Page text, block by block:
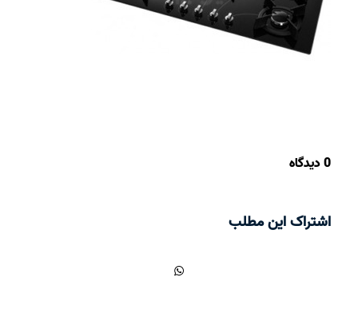
0 دیدگاه
اشتراک این مطلب